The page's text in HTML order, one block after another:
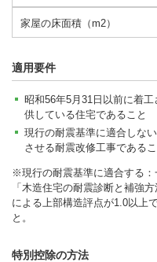
家屋の床面積（m2）
適用要件
昭和56年5月31日以前に着
供している住宅であること
現行の耐震基準に適合しな
させる耐震改修工事であるこ
※現行の耐震基準に適合する
「木造住宅の耐震診断と補強
による上部構造評点が1.0以上
と。
特別控除の方法